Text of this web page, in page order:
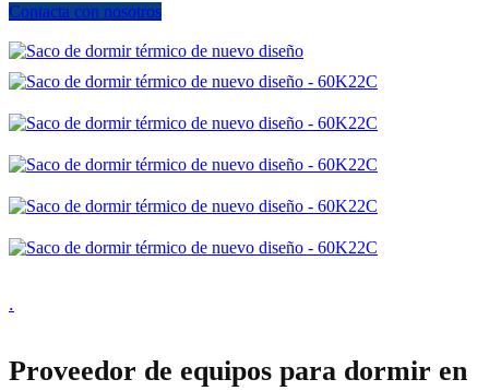
Contacta con nosotros
.
Proveedor de equipos para dormir en